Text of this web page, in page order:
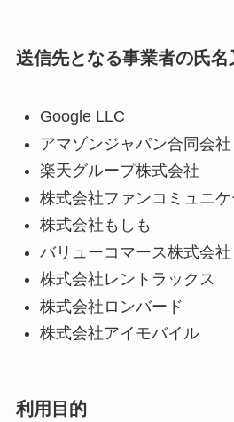
送信先となる事業者の氏名
Google LLC
アマゾンジャパン合同会社
楽天グループ株式会社
株式会社ファンコミュニ
株式会社もしも
バリューコマース株式会社
株式会社レントラックス
株式会社ロンバード
株式会社アイモバイル
利用目的